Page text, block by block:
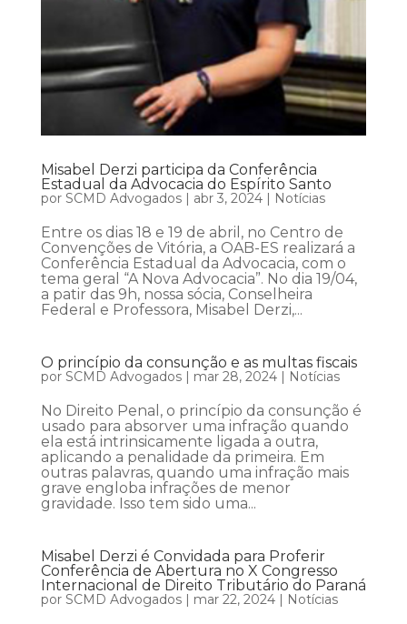
Misabel Derzi participa da Conferência
Estadual da Advocacia do Espírito Santo
por SCMD Advogados| abr 3, 2024| Notícias
Entre os dias 18 e 19 de abril, no Centro de
Convenções de Vitória, a OAB-ES realizará a
Conferência Estadual da Advocacia, com o
tema geral “A Nova Advocacia”. No dia 19/04,
a patir das 9h, nossa sócia, Conselheira
Federal e Professora, Misabel Derzi,...
O princípio da consunção e as multas fiscais
por SCMD Advogados| mar 28, 2024| Notícias
No Direito Penal, o princípio da consunção é
usado para absorver uma infração quando
ela está intrinsicamente ligada a outra,
aplicando a penalidade da primeira. Em
outras palavras, quando uma infração mais
grave engloba infrações de menor
gravidade. Isso tem sido uma...
Misabel Derzi é Convidada para Proferir
Conferência de Abertura no X Congresso
Internacional de Direito Tributário do Paraná
por SCMD Advogados| mar 22, 2024| Notícias